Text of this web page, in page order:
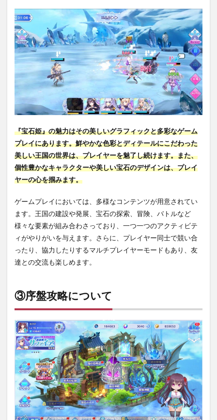
『宝石姫』の魅力はその美しいグラフィックと多彩なゲーム
プレイにあります。鮮やかな色彩とディテールにこだわった
美しい王国の世界は、プレイヤーを魅了し続けます。また、
個性豊かなキャラクターや美しい宝石のデザインは、プレイ
ヤーの心を掴みます。
ゲームプレイにおいては、多様なコンテンツが用意されてい
ます。王国の建設や発展、宝石の探索、冒険、バトルなど
様々な要素が組み合わさっており、一つ一つのアクティビテ
ィがやりがいを与えます。さらに、プレイヤー同士で競い合
ったり、協力したりするマルチプレイヤーモードもあり、友
達との交流も楽しめます。
③序盤攻略について